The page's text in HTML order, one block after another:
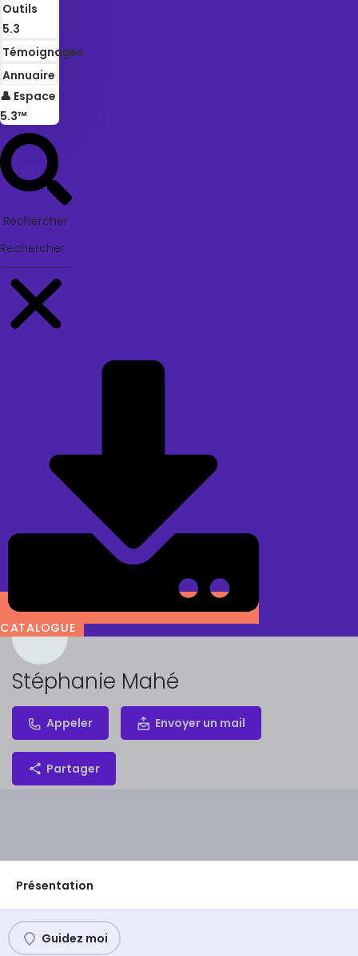
Outils
5.3
Témoignages
Annuaire
👤 Espace
5.3™
Rechercher
CATALOGUE
Stéphanie Mahé
Appeler Envoyer un mail
Partager
Présentation
Guidez moi